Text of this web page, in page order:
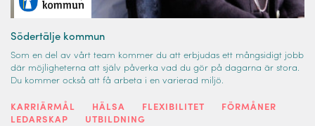
Södertälje kommun
Som en del av vårt team kommer du att erbjudas ett mångsidigt jobb
där möjligheterna att själv påverka vad du gör på dagarna är stora.
Du kommer också att få arbeta i en varierad miljö.
KARRIÄRMÅL HÄLSA FLEXIBILITET
FÖRMÅNER
LEDARSKAP
UTBILDNING